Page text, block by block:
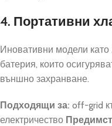
4. Портативни
Иновативни модели като
батерия, които
външно захранване.
Подходящи за: off-grid
електричество